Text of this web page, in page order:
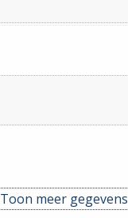
Toon meer gegevens